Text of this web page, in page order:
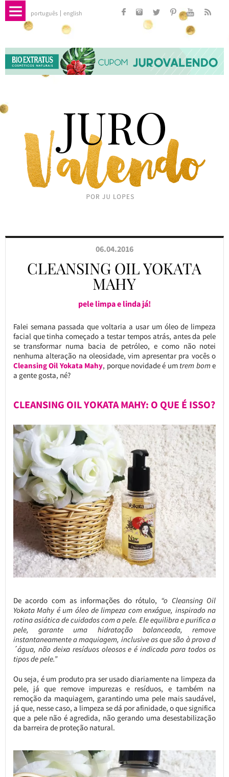
português english
06.04.2016
CLEANSING OIL YOKATA
MAHY
pele limpa e linda já!
Falei semana passada que voltaria a usar um óleo de limpeza
facial que tinha começado a testar tempos atrás, antes da pele
se transformar numa bacia de petróleo, e como não notei
nenhuma alteração na oleosidade, vim apresentar pra vocês o
Cleansing Oil Yokata Mahy, porque novidade é umtrem bome
a gente gosta, né?
CLEANSING OIL YOKATA MAHY: O QUE É ISSO?
De acordo com as informações do rótulo, “o Cleansing Oil
Yokata Mahy é um óleo de limpeza com enxágue, inspirado na
rotina asiática de cuidados com a pele. Ele equilibra e purifica a
pele, garante uma hidratação balanceada, remove
instantaneamente a maquiagem, inclusive as que são à prova d
´água, não deixa resíduos oleosos e é indicada para todos os
tipos de pele.”
Ou seja, é um produto pra ser usado diariamente na limpeza da
pele, já que remove impurezas e resíduos, e também na
remoção da maquiagem, garantindo uma pele mais saudável,
já que, nesse caso, a limpeza se dá por afinidade, o que significa
que a pele não é agredida, não gerando uma desestabilização
da barreira de proteção natural.